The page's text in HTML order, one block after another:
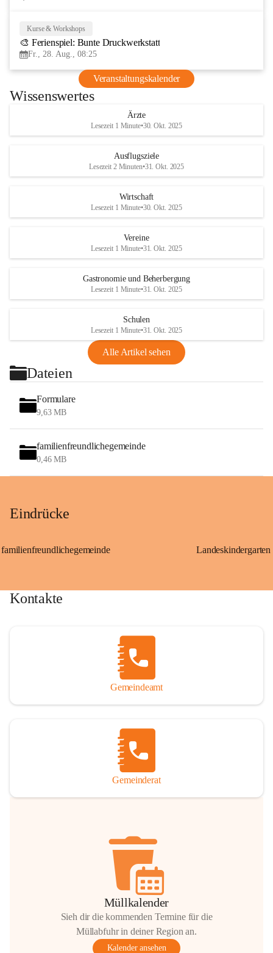
Kurse & Workshops
🎨 Ferienspiel: Bunte Druckwerkstatt
Fr., 28. Aug., 08:25
Veranstaltungskalender
Wissenswertes
Ärzte
Lesezeit 1 Minute•30. Okt. 2025
Ausflugsziele
Lesezeit 2 Minuten•31. Okt. 2025
Wirtschaft
Lesezeit 1 Minute•30. Okt. 2025
Vereine
Lesezeit 1 Minute•31. Okt. 2025
Gastronomie und Beherbergung
Lesezeit 1 Minute•31. Okt. 2025
Schulen
Lesezeit 1 Minute•31. Okt. 2025
Alle Artikel sehen
Dateien
Formulare
9,63 MB
familienfreundlichegemeinde
0,46 MB
Eindrücke
familienfreundlichegemeinde
Kontakte
Gemeindeamt
Gemeinderat
Müllkalender
Sieh dir die kommenden Termine für die
Müllabfuhr in deiner Region an.
Kalender ansehen